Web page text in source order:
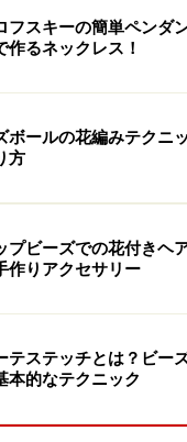
フスキーの簡単ペンダ
作るネックレス！
ボールの花編みテクニ
方
プビーズでの花付きヘ
作りアクセサリー
テステッチとは？ビー
本的なテクニック